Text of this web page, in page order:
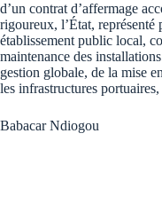
d’un contrat d’affermage
rigoureux, l’État,
établissement public local,
maintenance des
gestion globale, de la mise
les infrastructures
Babacar Ndiogou